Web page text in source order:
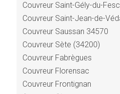
Couvreur Saint-Gély-du-
Couvreur Saint-Jean-de-
Couvreur Saussan 34570
Couvreur Sète (34200)
Couvreur Fabrègues
Couvreur Florensac
Couvreur Frontignan